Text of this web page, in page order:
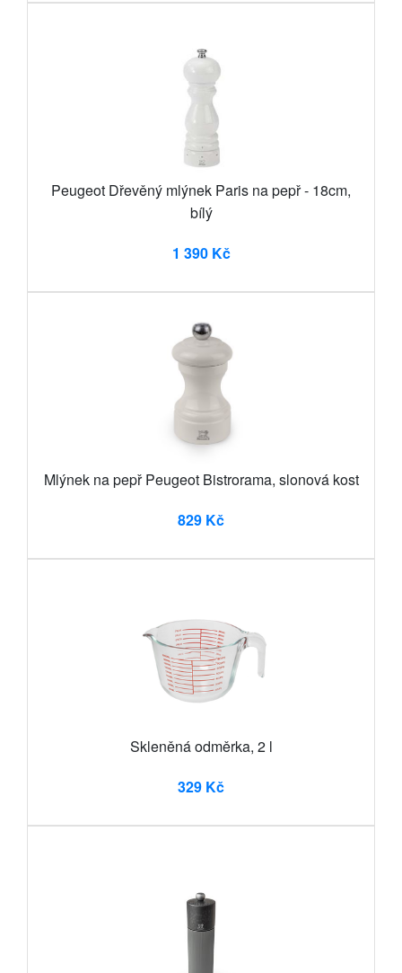
Peugeot Dřevěný mlýnek Paris na pepř - 18cm,
bílý
1 390 Kč
Mlýnek na pepř Peugeot Bistrorama, slonová kost
829 Kč
Skleněná odměrka, 2 l
329 Kč